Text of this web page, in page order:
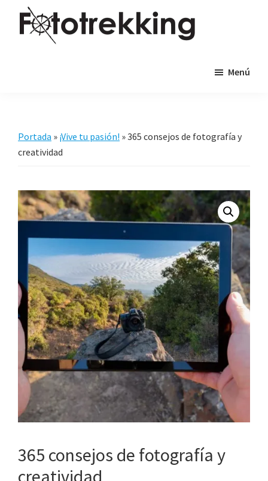
y
Menú
Portada » ¡Vive tu pasión! »365 consejos de fotografía y
creatividad
365 consejos de fotografía y
creatividad